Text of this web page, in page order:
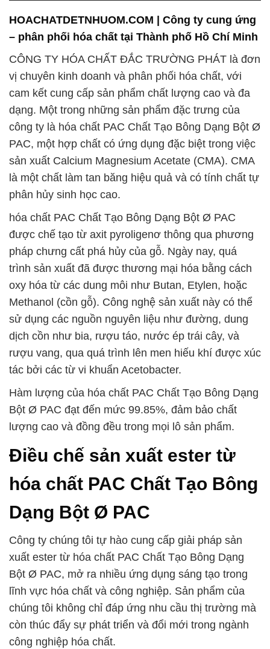
HOACHATDETNHUOM.COM | Công ty cung ứng
– phân phối hóa chất tại Thành phố Hồ Chí Minh
CÔNG TY HÓA CHẤT ĐẮC TRƯỜNG PHÁT là đơn
vị chuyên kinh doanh và phân phối hóa chất, với
cam kết cung cấp sản phẩm chất lượng cao và đa
dạng. Một trong những sản phẩm đặc trưng của
công ty là hóa chất PAC Chất Tạo Bông Dạng Bột Ø
PAC, một hợp chất có ứng dụng đặc biệt trong việc
sản xuất Calcium Magnesium Acetate (CMA). CMA
là một chất làm tan băng hiệu quả và có tính chất tự
phân hủy sinh học cao.
hóa chất PAC Chất Tạo Bông Dạng Bột Ø PAC
được chế tạo từ axit pyroligenơ thông qua phương
pháp chưng cất phá hủy của gỗ. Ngày nay, quá
trình sản xuất đã được thương mại hóa bằng cách
oxy hóa từ các dung môi như Butan, Etylen, hoặc
Methanol (cồn gỗ). Công nghệ sản xuất này có thể
sử dụng các nguồn nguyên liệu như đường, dung
dịch cồn như bia, rượu táo, nước ép trái cây, và
rượu vang, qua quá trình lên men hiếu khí được xúc
tác bởi các từ vi khuẩn Acetobacter.
Hàm lượng của hóa chất PAC Chất Tạo Bông Dạng
Bột Ø PAC đạt đến mức 99.85%, đảm bảo chất
lượng cao và đồng đều trong mọi lô sản phẩm.
Điều chế sản xuất ester từ
hóa chất PAC Chất Tạo Bông
Dạng Bột Ø PAC
Công ty chúng tôi tự hào cung cấp giải pháp sản
xuất ester từ hóa chất PAC Chất Tạo Bông Dạng
Bột Ø PAC, mở ra nhiều ứng dụng sáng tạo trong
lĩnh vực hóa chất và công nghiệp. Sản phẩm của
chúng tôi không chỉ đáp ứng nhu cầu thị trường mà
còn thúc đẩy sự phát triển và đổi mới trong ngành
công nghiệp hóa chất.